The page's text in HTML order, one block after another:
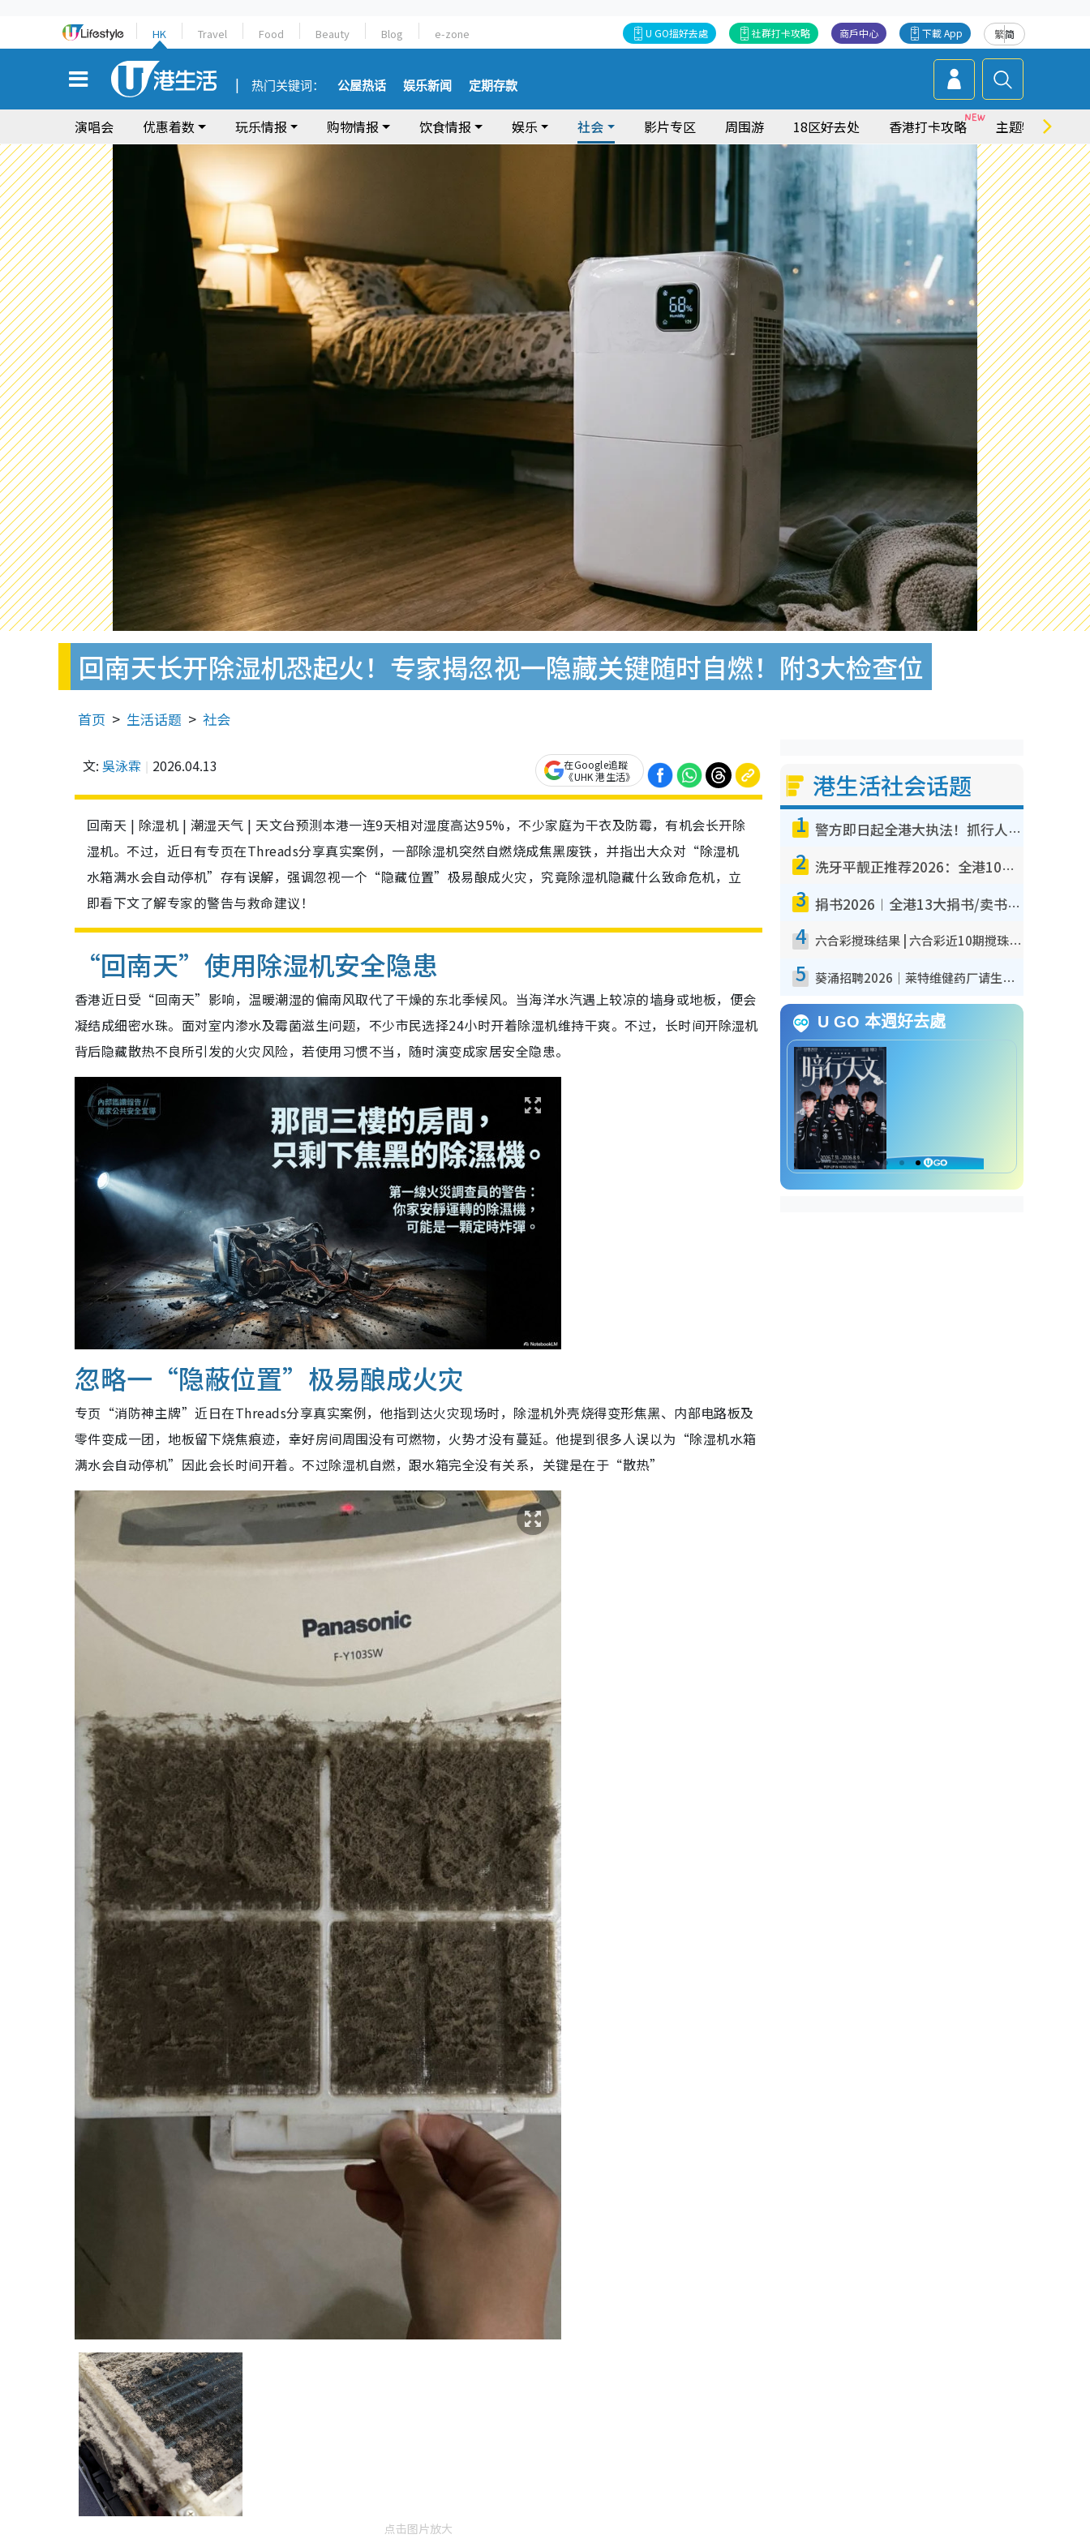
HK Travel Food Beauty Blog e-zone 繁简
下載 App
商戶中心
社群打卡攻略
U GO搵好去處
热门关键词： 公屋热话 娱乐新闻 定期存款
演唱会 优惠着数 玩乐情报 购物情报 饮食情报 娱乐 社会 影片专区 周围游 18区好去处 香港打卡攻略 主题特集
回南天长开除湿机恐起火！专家揭忽视一隐藏关键随时自燃！附3大检查位
首页 生活话题 社会
文: 吳泳霖 2026.04.13
在Google追蹤
《UHK 港生活》
回南天 | 除湿机 | 潮湿天气 | 天文台预测本港一连9天相对湿度高达95%，不少家庭为干衣及防霉，有机会长开除
湿机。不过，近日有专页在Threads分享真实案例，一部除湿机突然自燃烧成焦黑废铁，并指出大众对“除湿机
水箱满水会自动停机”存有误解，强调忽视一个“隐藏位置”极易酿成火灾，究竟除湿机隐藏什么致命危机，立
即看下文了解专家的警告与救命建议！
“回南天”使用除湿机安全隐患
香港近日受“回南天”影响，温暖潮湿的偏南风取代了干燥的东北季候风。当海洋水汽遇上较凉的墙身或地板，便会
凝结成细密水珠。面对室内渗水及霉菌滋生问题，不少市民选择24小时开着除湿机维持干爽。不过，长时间开除湿机
背后隐藏散热不良所引发的火灾风险，若使用习惯不当，随时演变成家居安全隐患。
忽略一“隐蔽位置”极易酿成火灾
专页“消防神主牌”近日在Threads分享真实案例，他指到达火灾现场时，除湿机外壳烧得变形焦黑、内部电路板及
零件变成一团，地板留下烧焦痕迹，幸好房间周围没有可燃物，火势才没有蔓延。他提到很多人误以为“除湿机水箱
满水会自动停机”因此会长时间开着。不过除湿机自燃，跟水箱完全没有关系，关键是在于“散热”
点击图片放大
港生活社会话题
1 警方即日起全港大执法！抓行人乱过马路+司机不专注驾驶！乱过马路罚$2000
2 洗牙平靓正推荐2026：全港10大牙科诊所/医院懒人包，夜诊至8点/镇静洁牙/医疗券适用
3 捐书2026︱全港13大捐书/卖书地点懒人包 二手课本最高$150＋旧书换免费咖啡/戏票
4 六合彩搅珠结果 | 六合彩近10期搅珠结果出炉+ 近30期最旺热门中奖号码
5 葵涌招聘2026｜莱特维健药厂请生产操作员！月薪高达$1.7万 冷气厂房/五天工作/保障双粮
U GO 本週好去處